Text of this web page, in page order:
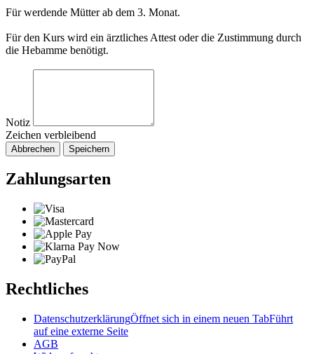
Für werdende Mütter ab dem 3. Monat.
Für den Kurs wird ein ärztliches Attest oder die Zustimmung durch
die Hebamme benötigt.
Notiz
Zeichen verbleibend
Abbrechen Speichern
Zahlungsarten
Rechtliches
DatenschutzerklärungÖffnet sich in einem neuen TabFührt
auf eine externe Seite
AGB